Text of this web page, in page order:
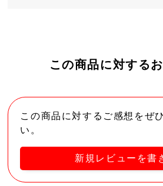
この商品に対する
この商品に対するご感想をぜ
い。
新規レビューを書